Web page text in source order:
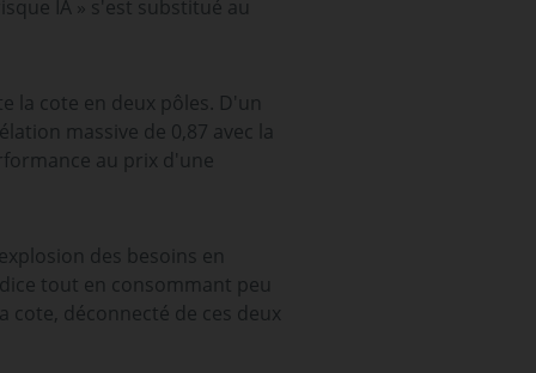
IA » s'est substitué au
la cote en deux pôles. D'un
massive de 0,87 avec la
au prix d'une
des besoins en
tout en consommant peu
déconnecté de ces deux